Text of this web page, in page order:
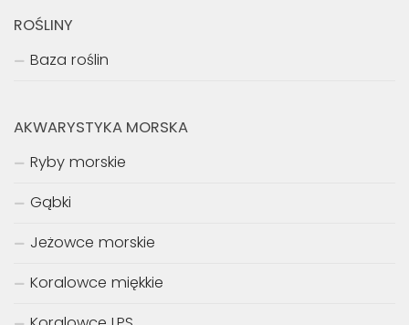
ROŚLINY
Baza roślin
AKWARYSTYKA MORSKA
Ryby morskie
Gąbki
Jeżowce morskie
Koralowce miękkie